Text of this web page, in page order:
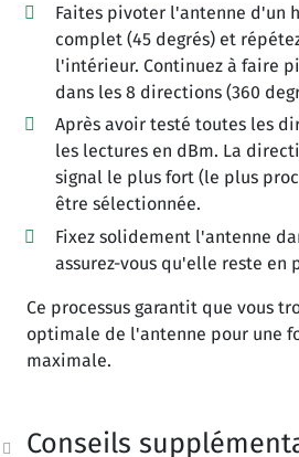
Faites pivoter l'antenne d'un
complet (45 degrés) et
l'intérieur. Continuez à faire
dans les 8 directions (360
Après avoir testé toutes les
les lectures en dBm. La
signal le plus fort (le plus
être sélectionnée.
Fixez solidement l'antenne
assurez-vous qu'elle reste en
Ce processus garantit que vous
optimale de l'antenne pour une
maximale.
Conseils